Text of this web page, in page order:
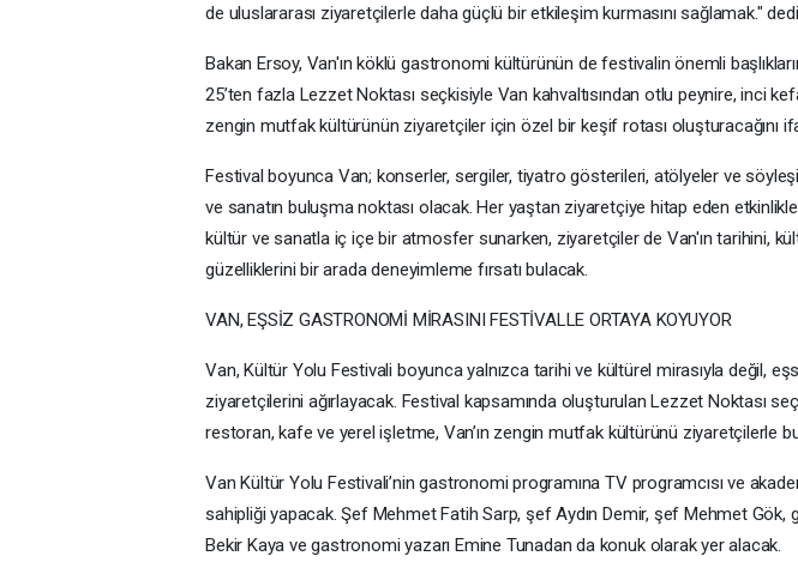
de uluslararası ziyaretçilerle daha güçlü bir etkileşim kurmasını sağlamak."
Bakan Ersoy, Van'ın köklü gastronomi kültürünün de festivalin önemli
25’ten fazla Lezzet Noktası seçkisiyle Van kahvaltısından otlu peynire, inci
zengin mutfak kültürünün ziyaretçiler için özel bir keşif rotası oluşturacağını
Festival boyunca Van; konserler, sergiler, tiyatro gösterileri, atölyeler ve
ve sanatın buluşma noktası olacak. Her yaştan ziyaretçiye hitap eden
kültür ve sanatla iç içe bir atmosfer sunarken, ziyaretçiler de Van'ın tarihini,
güzelliklerini bir arada deneyimleme fırsatı bulacak.
VAN, EŞSİZ GASTRONOMİ MİRASINI FESTİVALLE ORTAYA KOYUYOR
Van, Kültür Yolu Festivali boyunca yalnızca tarihi ve kültürel mirasıyla değil,
ziyaretçilerini ağırlayacak. Festival kapsamında oluşturulan Lezzet Noktası
restoran, kafe ve yerel işletme, Van’ın zengin mutfak kültürünü ziyaretçilerle
Van Kültür Yolu Festivali’nin gastronomi programına TV programcısı ve
sahipliği yapacak. Şef Mehmet Fatih Sarp, şef Aydın Demir, şef Mehmet Gök,
Bekir Kaya ve gastronomi yazarı Emine Tunadan da konuk olarak yer alacak.